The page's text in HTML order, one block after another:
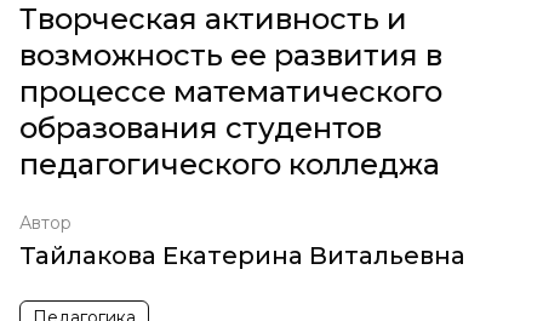
Творческая активность и
возможность ее развития в
процессе математического
образования студентов
педагогического колледжа
Автор
Тайлакова Екатерина Витальевна